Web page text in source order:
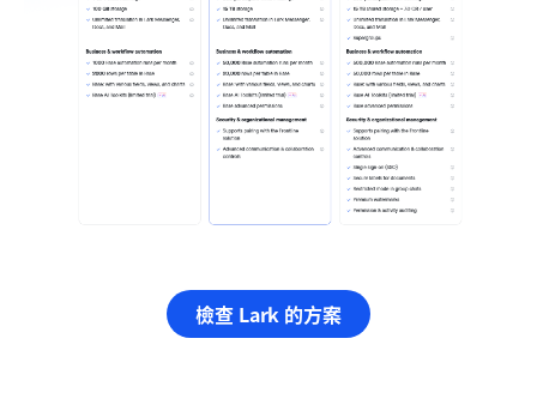
檢查 Lark 的方案